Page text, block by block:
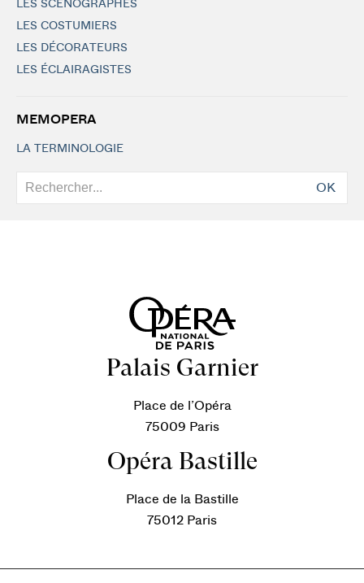
LES SCÉNOGRAPHES
LES COSTUMIERS
LES DÉCORATEURS
LES ÉCLAIRAGISTES
MEMOPERA
LA TERMINOLOGIE
OK
Palais Garnier
Place de l’Opéra
75009 Paris
Opéra Bastille
Place de la Bastille
75012 Paris